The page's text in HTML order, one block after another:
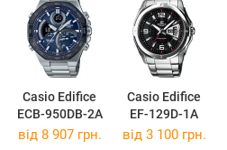
Casio Edifice
ECB-950DB-2A
Casio Edifice
EF-129D-1A
від 8 907 грн. від 3 100 грн.